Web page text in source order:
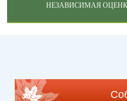
НЕЗАВИСИМАЯ